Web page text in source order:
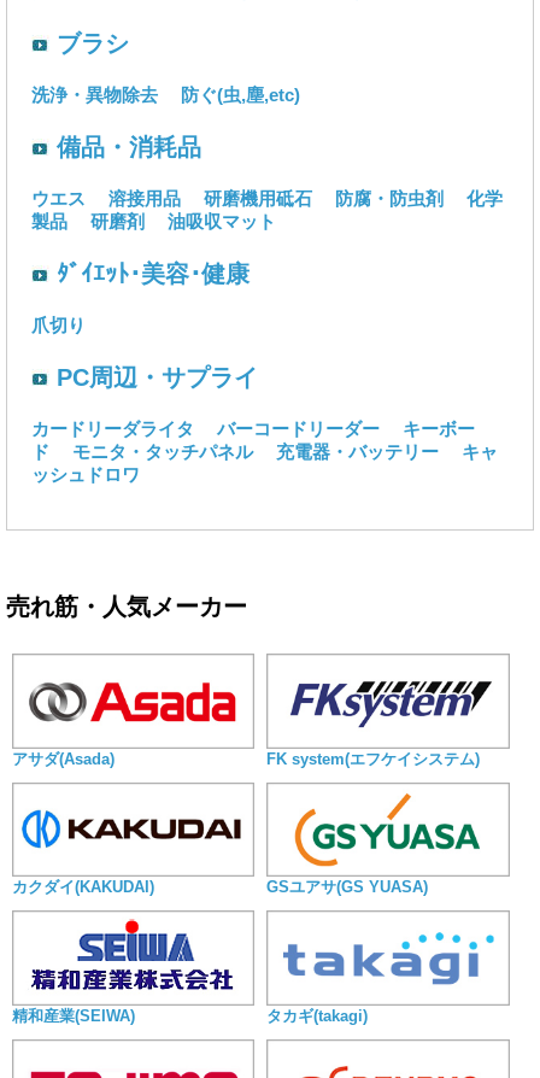
ブラシ
洗浄・異物除去 防ぐ(虫,塵,etc)
備品・消耗品
ウエス 溶接用品 研磨機用砥石 防腐・防虫剤
化学
製品
研磨剤 油吸収マット
ﾀﾞｲｴｯﾄ･美容･健康
爪切り
PC周辺・サプライ
カードリーダライタ バーコードリーダー
キーボー
ド
モニタ・タッチパネル 充電器・バッテリー
キャ
ッシュドロワ
売れ筋・人気メーカー
アサダ(Asada) FK system(エフケイシステム)
カクダイ(KAKUDAI) GSユアサ(GS YUASA)
精和産業(SEIWA) タカギ(takagi)